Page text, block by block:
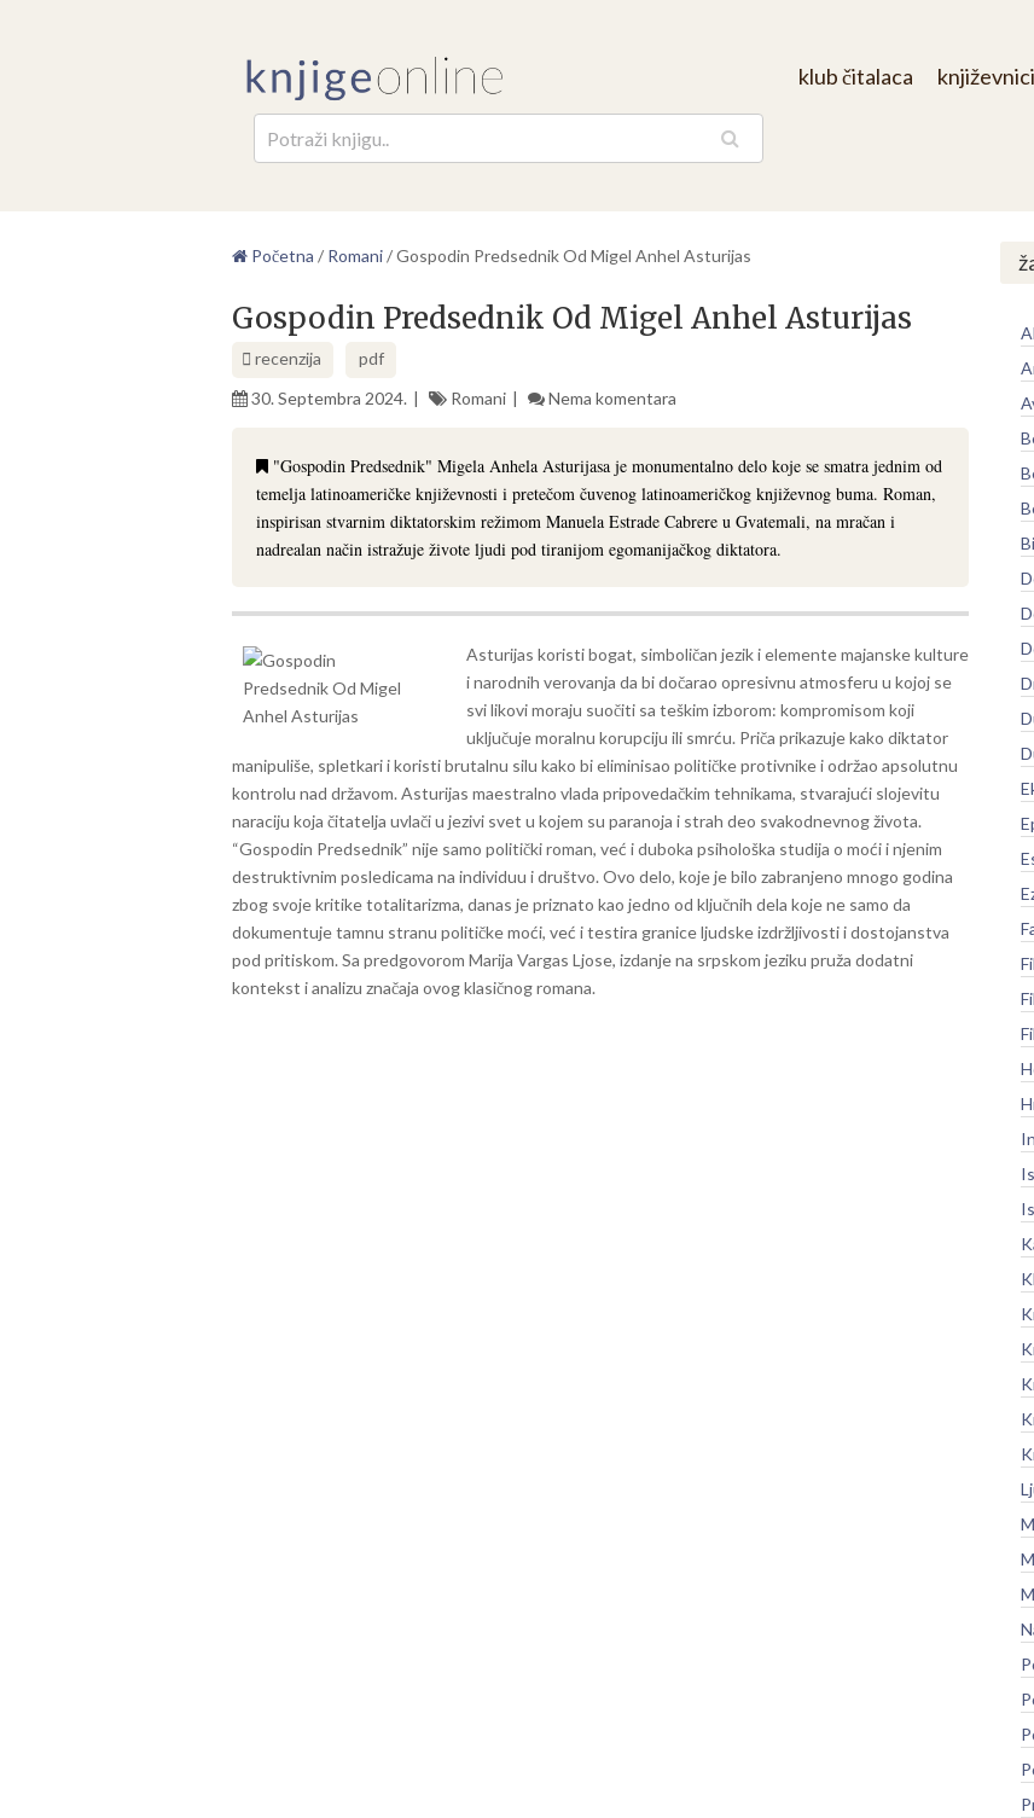
klub čitalaca književnici
Početna / Romani/Gospodin Predsednik Od Migel Anhel Asturijas
Gospodin Predsednik Od Migel Anhel Asturijas
recenzija
pdf
30. Septembra 2024.
Romani Nema komentara
"Gospodin Predsednik" Migela Anhela Asturijasa je monumentalno delo koje se smatra jednim od
temelja latinoameričke književnosti i pretečom čuvenog latinoameričkog književnog buma. Roman,
inspirisan stvarnim diktatorskim režimom Manuela Estrade Cabrere u Gvatemali, na mračan i
nadrealan način istražuje živote ljudi pod tiranijom egomanijačkog diktatora.
Asturijas koristi bogat, simboličan jezik i elemente majanske kulture
i narodnih verovanja da bi dočarao opresivnu atmosferu u kojoj se
svi likovi moraju suočiti sa teškim izborom: kompromisom koji
uključuje moralnu korupciju ili smrću. Priča prikazuje kako diktator
manipuliše, spletkari i koristi brutalnu silu kako bi eliminisao političke protivnike i održao apsolutnu
kontrolu nad državom. Asturijas maestralno vlada pripovedačkim tehnikama, stvarajući slojevitu
naraciju koja čitatelja uvlači u jezivi svet u kojem su paranoja i strah deo svakodnevnog života.
“Gospodin Predsednik” nije samo politički roman, već i duboka psihološka studija o moći i njenim
destruktivnim posledicama na individuu i društvo. Ovo delo, koje je bilo zabranjeno mnogo godina
zbog svoje kritike totalitarizma, danas je priznato kao jedno od ključnih dela koje ne samo da
dokumentuje tamnu stranu političke moći, već i testira granice ljudske izdržljivosti i dostojanstva
pod pritiskom. Sa predgovorom Marija Vargas Ljose, izdanje na srpskom jeziku pruža dodatni
kontekst i analizu značaja ovog klasičnog romana.